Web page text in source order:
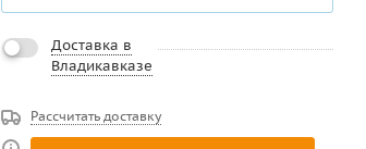
Доставка в
Владикавказе
Рассчитать доставку